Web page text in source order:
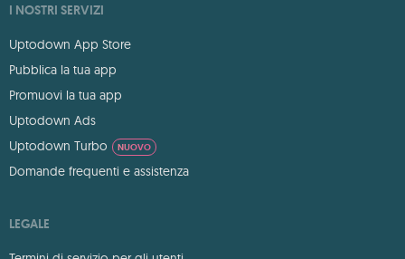
I NOSTRI SERVIZI
Uptodown App Store
Pubblica la tua app
Promuovi la tua app
Uptodown Ads
Uptodown Turbo
NUOVO
Domande frequenti e assistenza
LEGALE